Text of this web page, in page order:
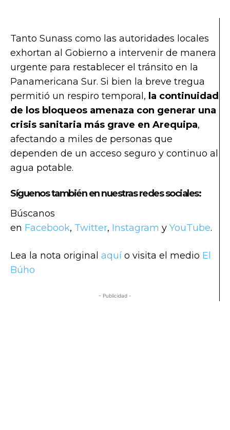
Tanto Sunass como las autoridades locales
exhortan al Gobierno a intervenir de manera
urgente para restablecer el tránsito en la
Panamericana Sur. Si bien la breve tregua
permitió un respiro temporal, la continuidad
de los bloqueos amenaza con generar una
crisis sanitaria más grave en Arequipa,
afectando a miles de personas que
dependen de un acceso seguro y continuo al
agua potable.
Síguenos también en nuestras redes sociales:
Búscanos
en Facebook, Twitter, Instagram y YouTube.
Lea la nota original aquí o visita el medio El
Búho
- Publicidad -